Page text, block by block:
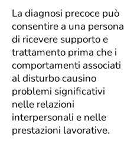
La diagnosi precoce può
consentire a una persona
di ricevere supporto e
trattamento prima che i
comportamenti associati
al disturbo causino
problemi significativi
nelle relazioni
interpersonali e nelle
prestazioni lavorative.